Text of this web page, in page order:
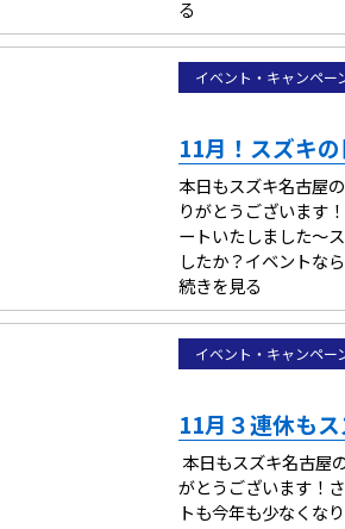
る
イベント・キャンペー
11月！スズキの
本日もスズキ名古屋
りがとうございます
ートいたしました～
したか？イベントな
続きを見る
イベント・キャンペー
11月３連休も
本日もスズキ名古屋
がとうございます！
トも今年も少なくな